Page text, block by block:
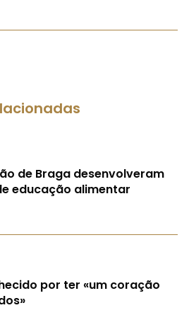
de Braga desenvolveram
educação alimentar
por ter «um coração